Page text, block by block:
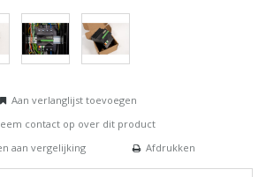
Aan verlanglijst toevoegen
contact op over dit product
aan vergelijking
Afdrukken